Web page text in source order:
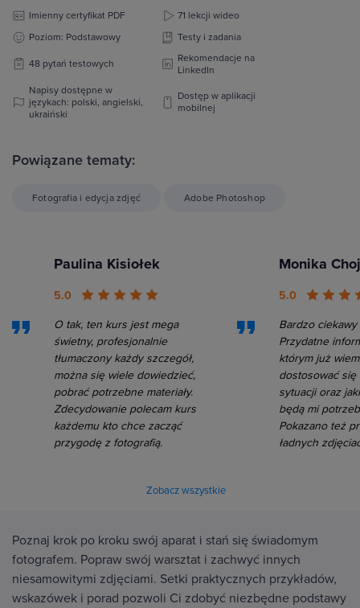
Imienny certyfikat PDF
71 lekcji wideo
Poziom: Podstawowy
Testy i zadania
48 pytań testowych
Rekomendacje na
LinkedIn
Napisy dostępne w
językach: polski, angielski,
ukraiński
Dostęp w aplikacji
mobilnej
Powiązane tematy:
Fotografia i edycja zdjęć Adobe Photoshop
Paulina Kisiołek
5.0
O tak, ten kurs jest mega
świetny, profesjonalnie
tłumaczony każdy szczegół,
można się wiele dowiedzieć,
pobrać potrzebne materiały.
Zdecydowanie polecam kurs
każdemu kto chce zacząć
przygodę z fotografią.
Monika
5.0
Bardzo ciekawy
Przydatne
którym już
dostosować
sytuacji oraz
będą mi
Pokazano też
ładnych
Zobacz wszystkie
Poznaj krok po kroku swój aparat i stań się świadomym
fotografem. Popraw swój warsztat i zachwyć innych
niesamowitymi zdjęciami. Setki praktycznych przykładów,
wskazówek i porad pozwoli Ci zdobyć niezbędne podstawy